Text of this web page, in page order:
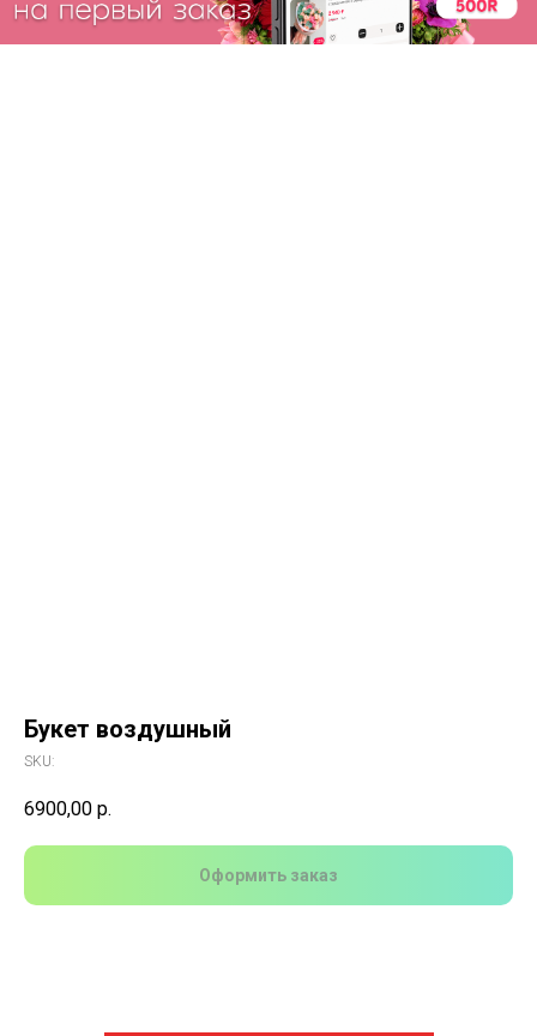
Букет воздушный
SKU:
6900,00 р.
Оформить заказ